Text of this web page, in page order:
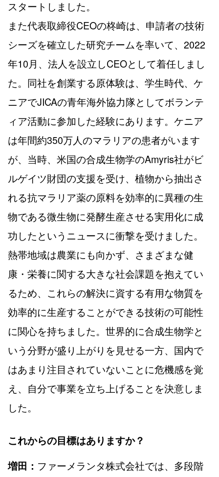
スタートしました。
また代表取締役CEOの柊崎は、申請者の技術
シーズを確立した研究チームを率いて、2022
年10月、法人を設立しCEOとして着任しまし
た。同社を創業する原体験は、学生時代、ケ
ニアでJICAの青年海外協力隊としてボランテ
ィア活動に参加した経験にあります。ケニア
は年間約350万人のマラリアの患者がいます
が、当時、米国の合成生物学のAmyris社がビ
ルゲイツ財団の支援を受け、植物から抽出さ
れる抗マラリア薬の原料を効率的に異種の生
物である微生物に発酵生産させる実用化に成
功したというニュースに衝撃を受けました。
熱帯地域は農業にも向かず、さまざまな健
康・栄養に関する大きな社会課題を抱えてい
るため、これらの解決に資する有用な物質を
効率的に生産することができる技術の可能性
に関心を持ちました。世界的に合成生物学と
いう分野が盛り上がりを見せる一方、国内で
はあまり注目されていないことに危機感を覚
え、自分で事業を立ち上げることを決意しま
した。
これからの目標はありますか？
増田： ファーメランタ株式会社では、多段階